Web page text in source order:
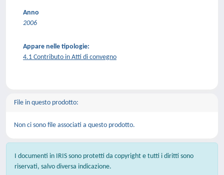
Anno
2006
Appare nelle tipologie:
4.1 Contributo in Atti di convegno
File in questo prodotto:
Non ci sono file associati a questo prodotto.
I documenti in IRIS sono protetti da copyright e tutti i diritti sono
riservati, salvo diversa indicazione.